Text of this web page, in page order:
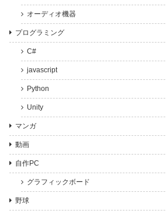
オーディオ機器
プログラミング
C#
javascript
Python
Unity
マンガ
動画
自作PC
グラフィックボード
野球